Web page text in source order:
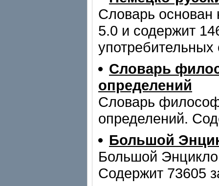
Словарь основан
5.0 и содержит
употребительных
Словарь
определений
Словарь
определений.
Большой
Большой
Содержит 73605